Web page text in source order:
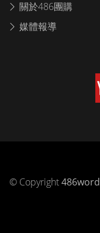
關於486團購
媒體報導
© Copyright486word